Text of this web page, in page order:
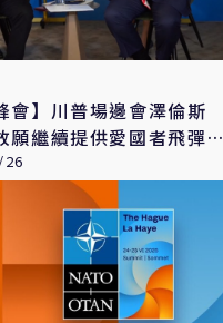
會】川普場邊會澤倫斯
繼續提供愛國者飛彈訊